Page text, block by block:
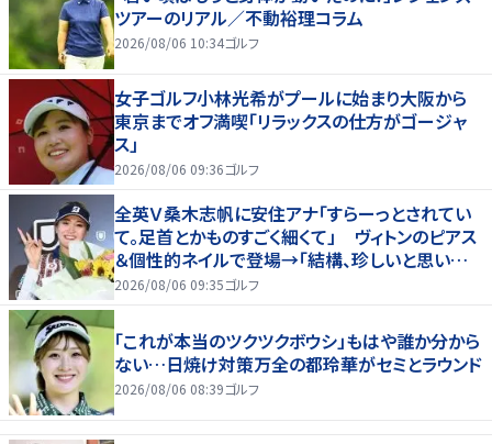
ツアーのリアル／不動裕理コラム
2026/08/06 10:34ゴルフ
女子ゴルフ小林光希がプールに始まり大阪から
東京までオフ満喫「リラックスの仕方がゴージャ
ス」
2026/08/06 09:36ゴルフ
全英Ｖ桑木志帆に安住アナ「すらーっとされてい
て。足首とかものすごく細くて」 ヴィトンのピアス
＆個性的ネイルで登場→「結構、珍しいと思いま
す」
2026/08/06 09:35ゴルフ
「これが本当のツクツクボウシ」もはや誰か分から
ない…日焼け対策万全の都玲華がセミとラウンド
2026/08/06 08:39ゴルフ